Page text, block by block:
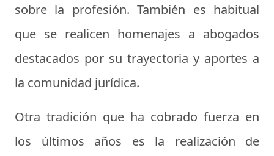
sobre la profesión. También es habitual
que se realicen homenajes a abogados
destacados por su trayectoria y aportes a
la comunidad jurídica.
Otra tradición que ha cobrado fuerza en
los últimos años es la realización de